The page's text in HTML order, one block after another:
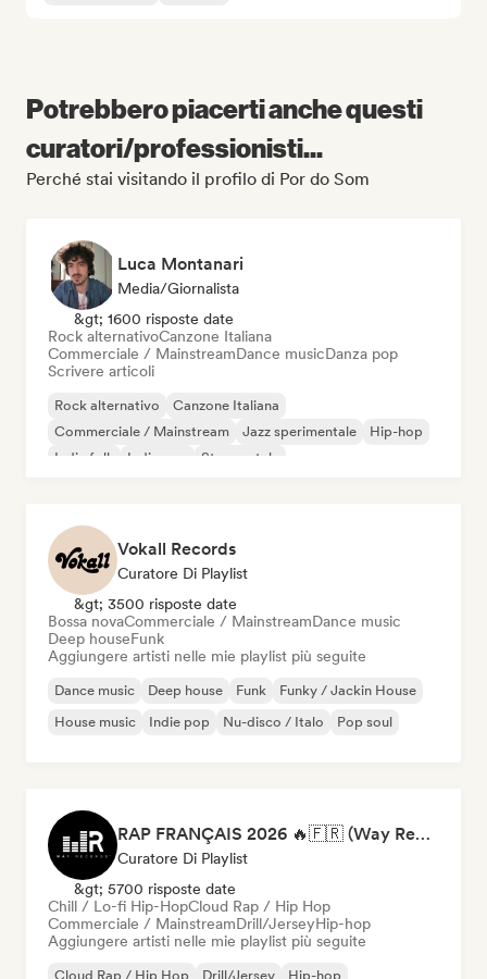
Potrebbero piacerti anche questi
curatori/professionisti...
Perché stai visitando il profilo di Por do Som
Luca Montanari
Media/Giornalista
&gt; 1600 risposte date
Rock alternativoCanzone Italiana
Commerciale / MainstreamDance musicDanza pop
Scrivere articoli
Rock alternativo
Canzone Italiana
Commerciale / Mainstream
Jazz sperimentale
Hip-hop
Indie folk
Indie pop Strumentale
Vokall Records
Curatore Di Playlist
&gt; 3500 risposte date
Bossa novaCommerciale / MainstreamDance music
Deep houseFunk
Aggiungere artisti nelle mie playlist più seguite
Dance music Deep house Funk
Funky / Jackin House
House music
Indie pop Nu-disco / Italo Pop soul
RAP FRANÇAIS 2026 🔥🇫🇷 (Way Records)
Curatore Di Playlist
&gt; 5700 risposte date
Chill / Lo-fi Hip-HopCloud Rap / Hip Hop
Commerciale / MainstreamDrill/JerseyHip-hop
Aggiungere artisti nelle mie playlist più seguite
Cloud Rap / Hip Hop Drill/Jersey
Hip-hop